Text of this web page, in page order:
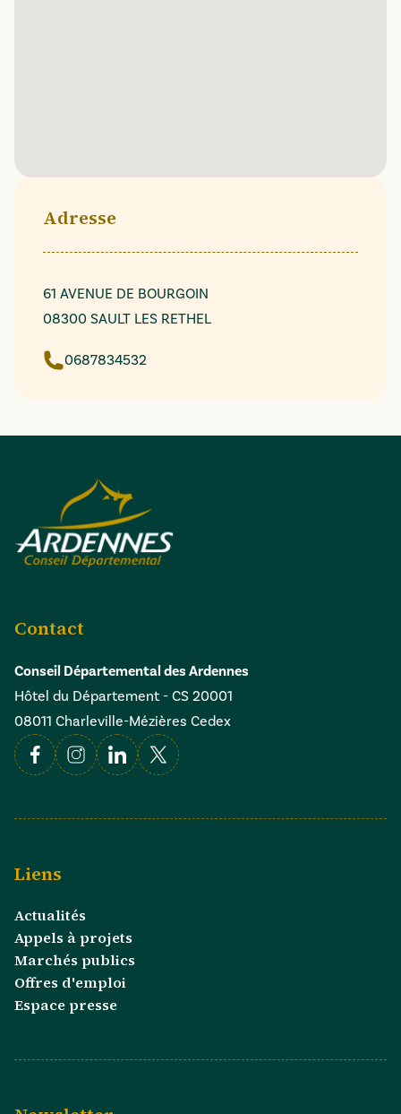
Adresse
61 AVENUE DE BOURGOIN
08300 SAULT LES RETHEL
0687834532
Contact
Conseil Départemental des Ardennes
Hôtel du Département - CS 20001
08011 Charleville-Mézières Cedex
FacebookInstagramLinkedin
X
Liens
Actualités
Appels à projets
Marchés publics
Offres d'emploi
Espace presse